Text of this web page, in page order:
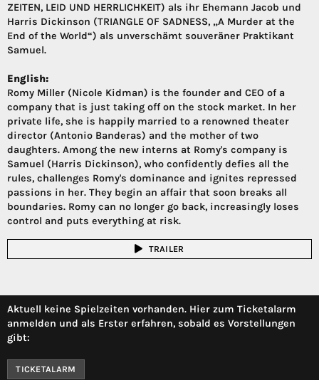
ZEITEN, LEID UND HERRLICHKEIT) als ihr Ehemann Jacob und
Harris Dickinson (TRIANGLE OF SADNESS, „A Murder at the
End of the World“) als unverschämt souveräner Praktikant
Samuel.
English:
Romy Miller (Nicole Kidman) is the founder and CEO of a
company that is just taking off on the stock market. In her
private life, she is happily married to a renowned theater
director (Antonio Banderas) and the mother of two
daughters. Among the new interns at Romy's company is
Samuel (Harris Dickinson), who confidently defies all the
rules, challenges Romy's dominance and ignites repressed
passions in her. They begin an affair that soon breaks all
boundaries. Romy can no longer go back, increasingly loses
control and puts everything at risk.
TRAILER
Aktuell keine Spielzeiten vorhanden. Hier zum Ticketalarm
anmelden und als Erster erfahren, sobald es Vorstellungen
gibt:
TICKETALARM